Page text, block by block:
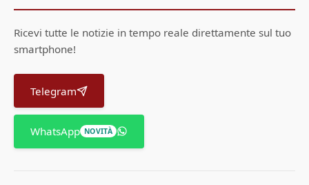
Ricevi tutte le notizie in tempo reale direttamente sul tuo
smartphone!
Telegram
WhatsApp NOVITÀ